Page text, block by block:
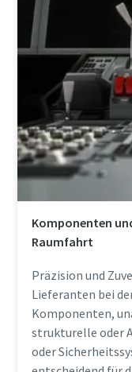
Komponenten
Raumfahrt
Präzision und
Lieferanten bei
Komponenten,
strukturelle oder
oder